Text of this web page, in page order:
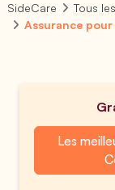
SideCare
Tous
Assurance
Les